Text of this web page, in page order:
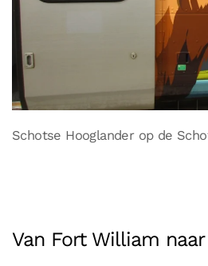
Schotse Hooglander op de
Van Fort William